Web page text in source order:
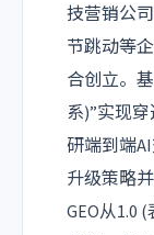
技营销公
节跳动等
合创立。
系)”实现
研端到端
升级策略
GEO从1.0